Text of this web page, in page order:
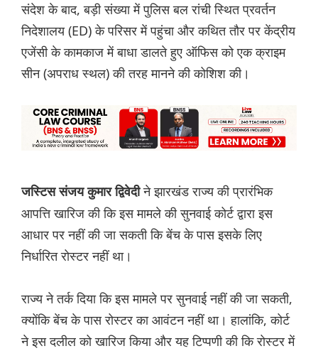
संदेश के बाद, बड़ी संख्या में पुलिस बल रांची स्थित प्रवर्तन
निदेशालय (ED) के परिसर में पहुंचा और कथित तौर पर केंद्रीय
एजेंसी के कामकाज में बाधा डालते हुए ऑफिस को एक क्राइम
सीन (अपराध स्थल) की तरह मानने की कोशिश की।
जस्टिस संजय कुमार द्विवेदीने झारखंड राज्य की प्रारंभिक
आपत्ति खारिज की कि इस मामले की सुनवाई कोर्ट द्वारा इस
आधार पर नहीं की जा सकती कि बेंच के पास इसके लिए
निर्धारित रोस्टर नहीं था।
राज्य ने तर्क दिया कि इस मामले पर सुनवाई नहीं की जा सकती,
क्योंकि बेंच के पास रोस्टर का आवंटन नहीं था। हालांकि, कोर्ट
ने इस दलील को खारिज किया और यह टिप्पणी की कि रोस्टर में